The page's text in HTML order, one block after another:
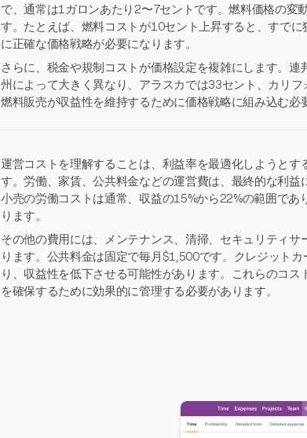
で、通常は1ガロンあたり2〜7セントです。燃料価格の変
す。たとえば、燃料コストが10セント上昇すると、すで
に正確な価格戦略が必要になります。
さらに、税金や規制コストが価格設定を複雑にします。
州によって大きく異なり、アラスカでは33セント、カリフ
燃料販売が収益性を維持するために価格戦略に組み込む必
運営コストを理解することは、利益率を最適化しようと
す。労働、家賃、公共料金などの運営費は、最終的な利
小売の労働コストは通常、収益の15%から22%の範囲で
ります。
その他の費用には、メンテナンス、清掃、セキュリティ
ります。公共料金は固定で毎月$1,500です。クレジット
り、収益性を低下させる可能性があります。これらのコ
を確保するために効果的に管理する必要があります。